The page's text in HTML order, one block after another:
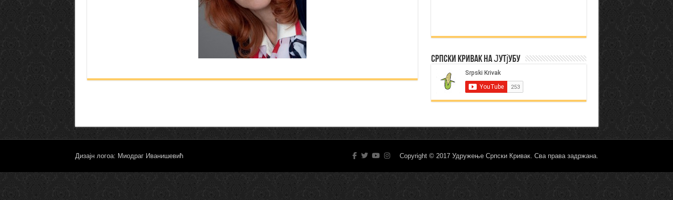
Српски Кривак на Јутјубу
Copyright © 2017 Удружење Српски Кривак. Сва права задржана.
Дизајн логоа: Миодраг Иванишевић